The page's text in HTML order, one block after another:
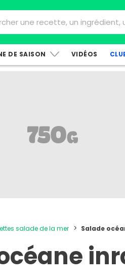
DE SAISON VIDÉOS
salade de la mer Salade